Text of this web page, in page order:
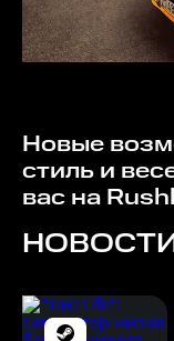
Новые возможности, уникальный
стиль и
вас на